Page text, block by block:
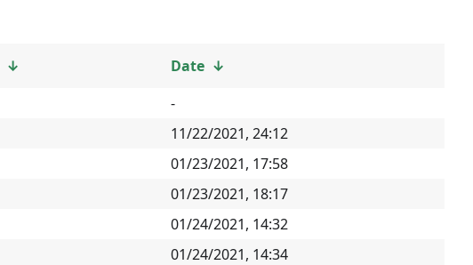
↓ Date ↓
-
11/22/2021, 24:12
01/23/2021, 17:58
01/23/2021, 18:17
01/24/2021, 14:32
01/24/2021, 14:34